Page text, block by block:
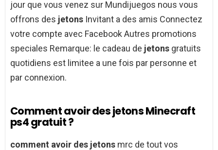
jour que vous venez sur Mundijuegos nous vous
offrons des jetons Invitant a des amis Connectez
votre compte avec Facebook Autres promotions
speciales Remarque: le cadeau de jetons gratuits
quotidiens est limitee a une fois par personne et
par connexion.
Comment avoir des jetons Minecraft
ps4 gratuit ?
comment avoir des jetons mrc de tout vos